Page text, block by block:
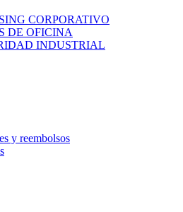
CORPORATIVO
DE OFICINA
INDUSTRIAL
y reembolsos